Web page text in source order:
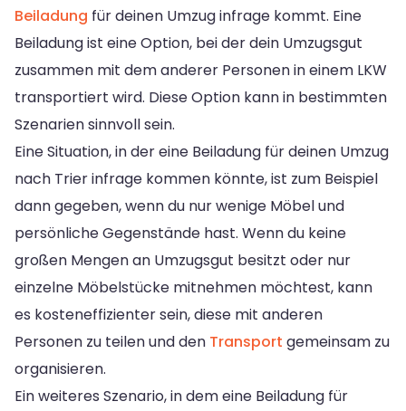
Beiladung für deinen Umzug infrage kommt. Eine
Beiladung ist eine Option, bei der dein Umzugsgut
zusammen mit dem anderer Personen in einem LKW
transportiert wird. Diese Option kann in bestimmten
Szenarien sinnvoll sein.
Eine Situation, in der eine Beiladung für deinen Umzug
nach Trier infrage kommen könnte, ist zum Beispiel
dann gegeben, wenn du nur wenige Möbel und
persönliche Gegenstände hast. Wenn du keine
großen Mengen an Umzugsgut besitzt oder nur
einzelne Möbelstücke mitnehmen möchtest, kann
es kosteneffizienter sein, diese mit anderen
Personen zu teilen und den Transport gemeinsam zu
organisieren.
Ein weiteres Szenario, in dem eine Beiladung für